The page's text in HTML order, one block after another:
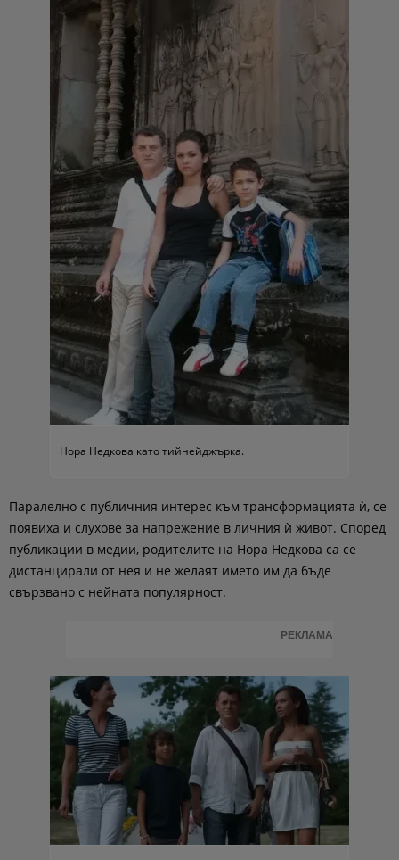
Нора Недкова като тийнейджърка.
Паралелно с публичния интерес към трансформацията ѝ, се
появиха и слухове за напрежение в личния ѝ живот. Според
публикации в медии, родителите на Нора Недкова са се
дистанцирали от нея и не желаят името им да бъде
свързвано с нейната популярност.
РЕКЛАМА